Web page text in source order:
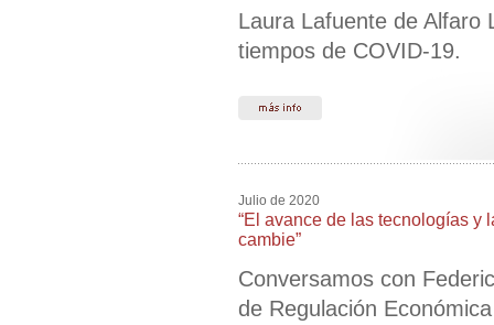
Laura Lafuente de Alfaro
tiempos de COVID-19.
Julio de 2020
“El avance de las tecnologías y
cambie”
Conversamos con
de Regulación